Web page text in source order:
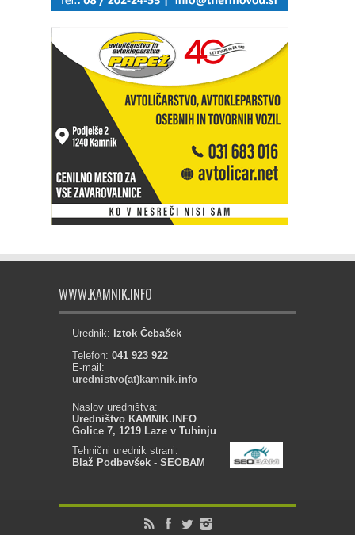
WWW.KAMNIK.INFO
Urednik: Iztok Čebašek
Telefon: 041 923 922
E-mail:
urednistvo(at)kamnik.info
Naslov uredništva:
Uredništvo KAMNIK.INFO
Golice 7, 1219 Laze v Tuhinju
Tehnični urednik strani:
Blaž Podbevšek - SEOBAM